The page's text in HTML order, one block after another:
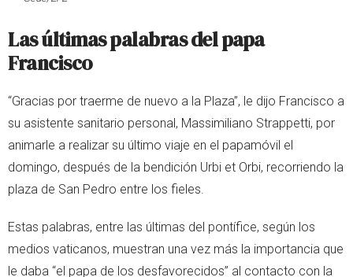
Las últimas palabras del papa
Francisco
“Gracias por traerme de nuevo a la Plaza”, le dijo Francisco a
su asistente sanitario personal, Massimiliano Strappetti, por
animarle a realizar su último viaje en el papamóvil el
domingo, después de la bendición Urbi et Orbi, recorriendo la
plaza de San Pedro entre los fieles.
Estas palabras, entre las últimas del pontífice, según los
medios vaticanos, muestran una vez más la importancia que
le daba “el papa de los desfavorecidos” al contacto con la